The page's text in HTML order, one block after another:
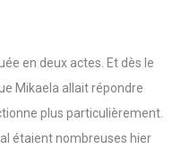
en deux actes. Et dès le
Mikaela allait répondre
plus particulièrement.
étaient nombreuses hier